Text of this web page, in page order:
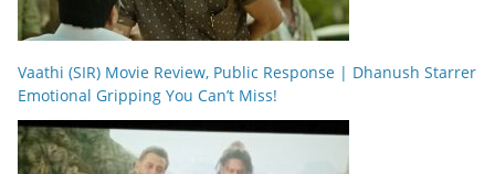
Vaathi (SIR) Movie Review, Public Response | Dhanush Starrer
Emotional Gripping You Can’t Miss!